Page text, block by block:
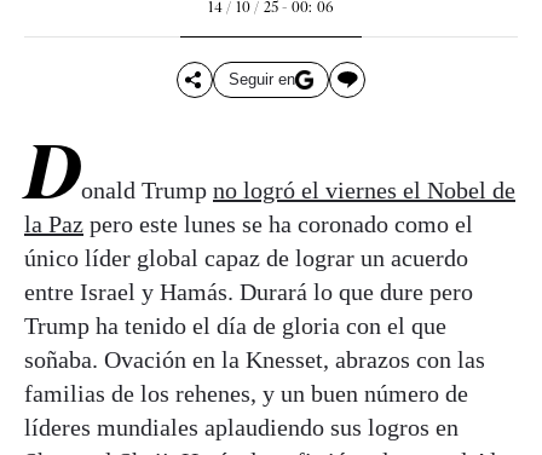
14 / 10 / 25 - 00: 06
Seguir en
Donald Trump no logró el viernes el Nobel de
la Paz pero este lunes se ha coronado como el
único líder global capaz de lograr un acuerdo
entre Israel y Hamás. Durará lo que dure pero
Trump ha tenido el día de gloria con el que
soñaba. Ovación en la Knesset, abrazos con las
familias de los rehenes, y un buen número de
líderes mundiales aplaudiendo sus logros en